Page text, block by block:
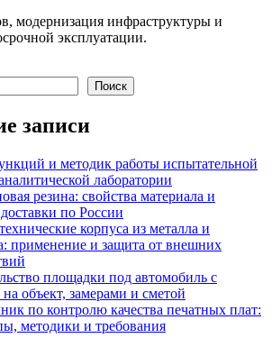
модернизация инфраструктуры и
эксплуатации.
Поиск
записи
и методик работы испытательной
лаборатории
резина: свойства материала и
по России
корпуса из металла и
применение и защита от внешних
площадки под автомобиль с
объект, замерами и сметой
по контролю качества печатных плат:
методики и требования